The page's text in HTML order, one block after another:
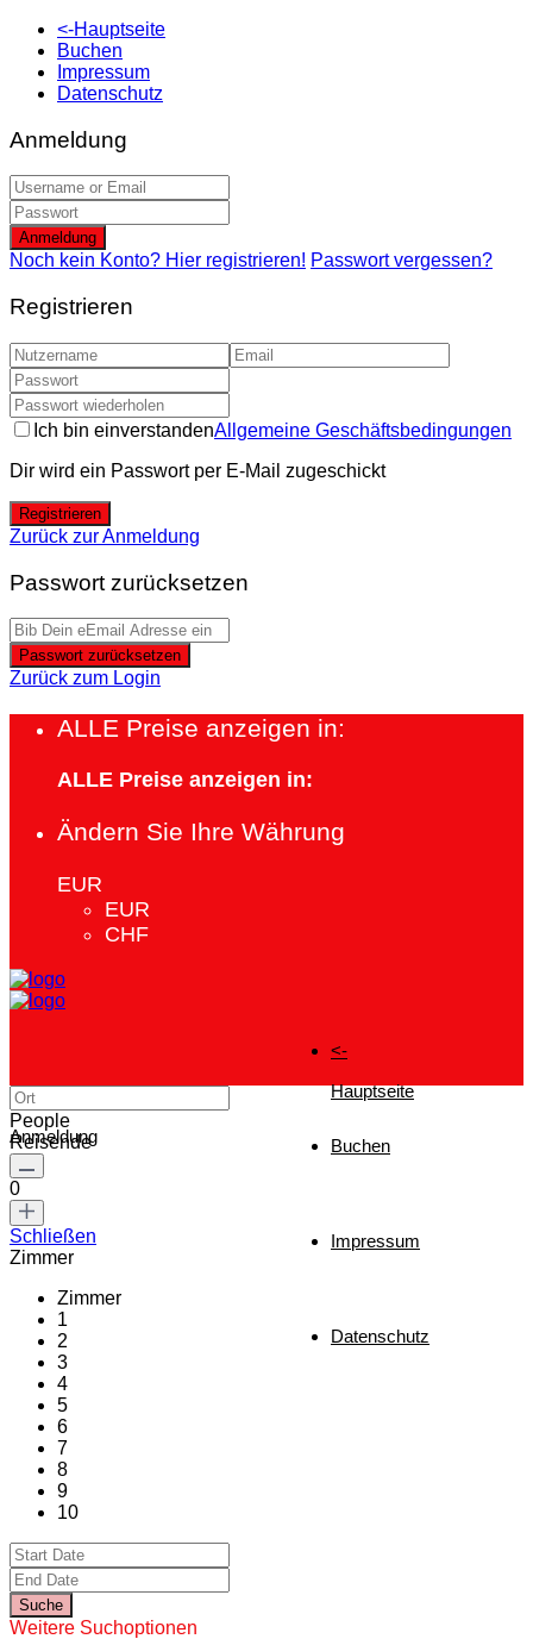
<-Hauptseite
Buchen
Impressum
Datenschutz
Anmeldung
Anmeldung
Noch kein Konto? Hier registrieren! Passwort vergessen?
Registrieren
Ich bin einverstandenAllgemeine Geschäftsbedingungen
Dir wird ein Passwort per E-Mail zugeschickt
Registrieren
Zurück zur Anmeldung
Passwort zurücksetzen
Passwort zurücksetzen
Zurück zum Login
ALLE Preise anzeigen in:
ALLE Preise anzeigen in:
Ändern Sie Ihre Währung
EUR
EUR
CHF
<-
Hauptseite
Buchen
Impressum
Datenschutz
Anmeldung
People
Reisende
0
Schließen
Zimmer
Zimmer
1
2
3
4
5
6
7
8
9
10
Weitere Suchoptionen